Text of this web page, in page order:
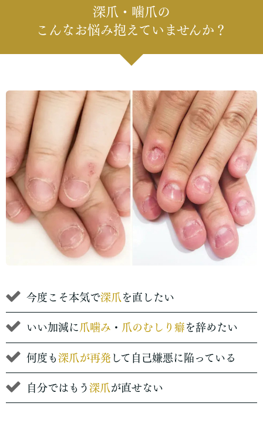
深爪・噛爪の
こんなお悩み抱えていませんか？
今度こそ本気で深爪 を直したい
いい加減に 爪噛み ・ 爪のむしり癖 を辞めたい
何度も 深爪が再発 して自己嫌悪に陥っている
自分ではもう 深爪 が直せない